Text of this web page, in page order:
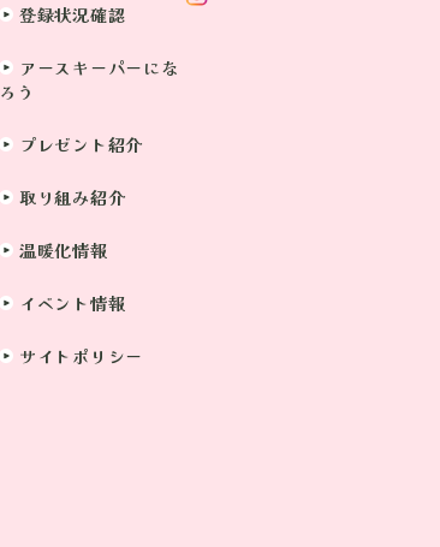
登録状況確認
アースキーパーにな
ろう
プレゼント紹介
取り組み紹介
温暖化情報
イベント情報
サイトポリシー